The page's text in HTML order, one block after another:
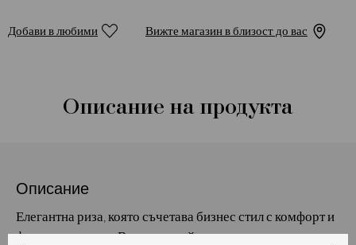
Добави в любими Вижте магазин в близост до вас
Описание на продукта
Описание
Елегантна риза, която съчетава бизнес стил с комфорт и
функционалност. Вталена кройка с по-широки рамене.